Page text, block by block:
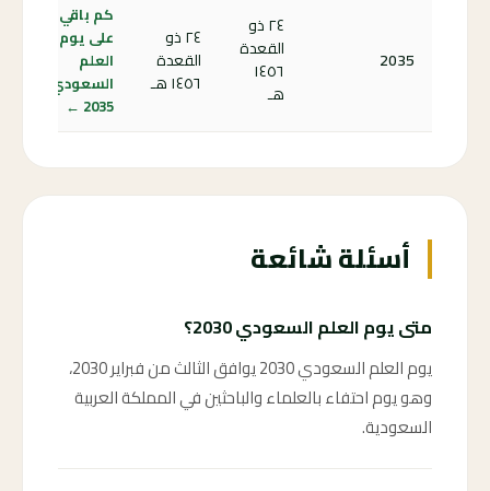
2035
٢٤ ذو
القعدة
١٤٥٦
هـ
٢٤ ذو
القعدة
١٤٥٦ هـ
كم باقي
على يوم
العلم
السعودي
2035 ←
أسئلة شائعة
متى يوم العلم السعودي 2030؟
يوم العلم السعودي 2030 يوافق الثالث من فبراير 2030،
وهو يوم احتفاء بالعلماء والباحثين في المملكة العربية
السعودية.